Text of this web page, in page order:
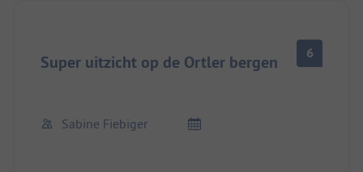
Super uitzicht op de Ortler bergen 6
Sabine Fiebiger